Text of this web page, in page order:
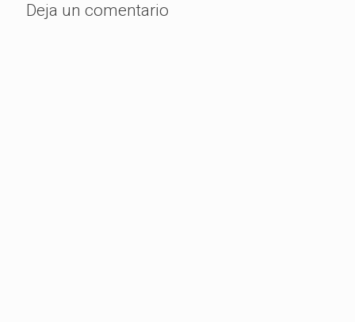
Deja un comentario